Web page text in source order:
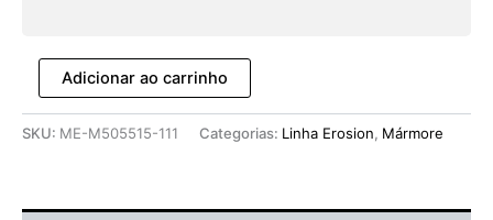
Adicionar ao carrinho
SKU: ME-M505515-111 Categorias: Linha Erosion, Mármore